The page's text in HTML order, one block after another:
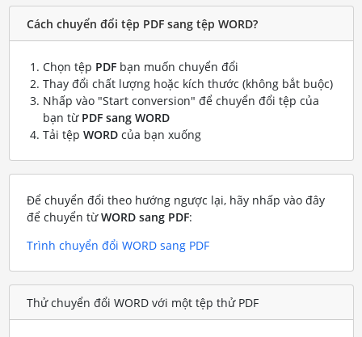
Cách chuyển đổi tệp PDF sang tệp WORD?
Chọn tệp PDFbạn muốn chuyển đổi
Thay đổi chất lượng hoặc kích thước (không bắt buộc)
Nhấp vào "Start conversion" để chuyển đổi tệp của
bạn từ PDF sang WORD
Tải tệp WORDcủa bạn xuống
Để chuyển đổi theo hướng ngược lại, hãy nhấp vào đây
để chuyển từWORD sang PDF:
Trình chuyển đổi WORD sang PDF
Thử chuyển đổi WORD với một tệp thử PDF